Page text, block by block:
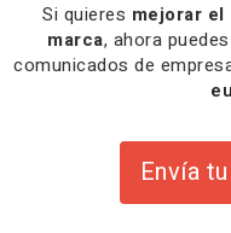
Si quieres mejorar
marca, ahora
comunicados de
Envía